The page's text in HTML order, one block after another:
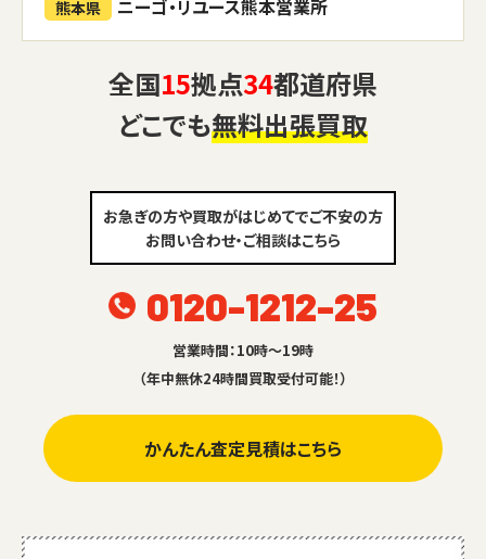
熊本県 ニーゴ・リユース熊本営業所
全国15拠点34都道府県
どこでも無料出張買取
お急ぎの方や買取がはじめてでご不安の方
お問い合わせ・ご相談はこちら
0120-1212-25
営業時間：10時～19時
（年中無休24時間買取受付可能！）
かんたん査定見積はこちら